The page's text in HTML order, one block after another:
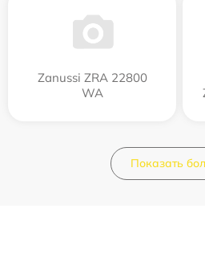
Zanussi ZRA 22800
WA
Показать